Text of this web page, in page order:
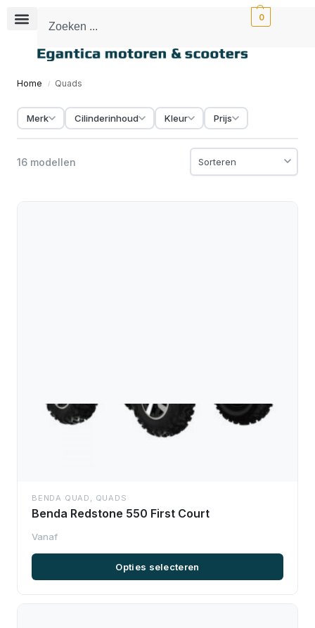
0
Home / Quads
Merk Cilinderinhoud Kleur Prijs
16 modellen
BENDA QUAD , QUADS
Benda Redstone 550 First Court
Opties selecteren